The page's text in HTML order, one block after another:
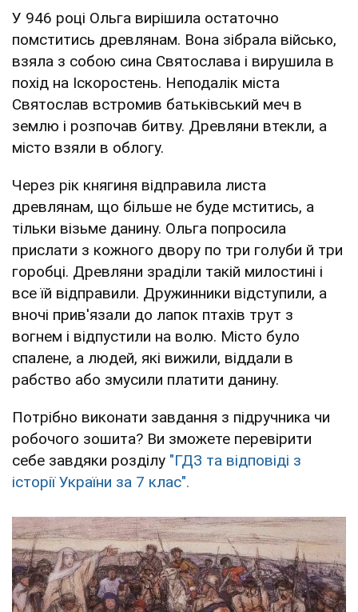
У 946 році Ольга вирішила остаточно
помститись древлянам. Вона зібрала військо,
взяла з собою сина Святослава і вирушила в
похід на Іскоростень. Неподалік міста
Святослав встромив батьківський меч в
землю і розпочав битву. Древляни втекли, а
місто взяли в облогу.
Через рік княгиня відправила листа
древлянам, що більше не буде мститись, а
тільки візьме данину. Ольга попросила
прислати з кожного двору по три голуби й три
горобці. Древляни зраділи такій милостині і
все їй відправили. Дружинники відступили, а
вночі прив'язали до лапок птахів трут з
вогнем і відпустили на волю. Місто було
спалене, а людей, які вижили, віддали в
рабство або змусили платити данину.
Потрібно виконати завдання з підручника чи
робочого зошита? Ви зможете перевірити
себе завдяки розділу "ГДЗ та відповіді з
історії України за 7 клас".